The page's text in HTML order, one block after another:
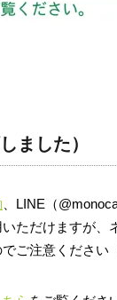
ました）
、LINE（
ただけますが、
ご注意ください